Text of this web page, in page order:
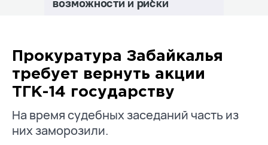
Прокуратура Забайкалья
требует вернуть акции
ТГК-14 государству
На время судебных заседаний часть из
них заморозили.